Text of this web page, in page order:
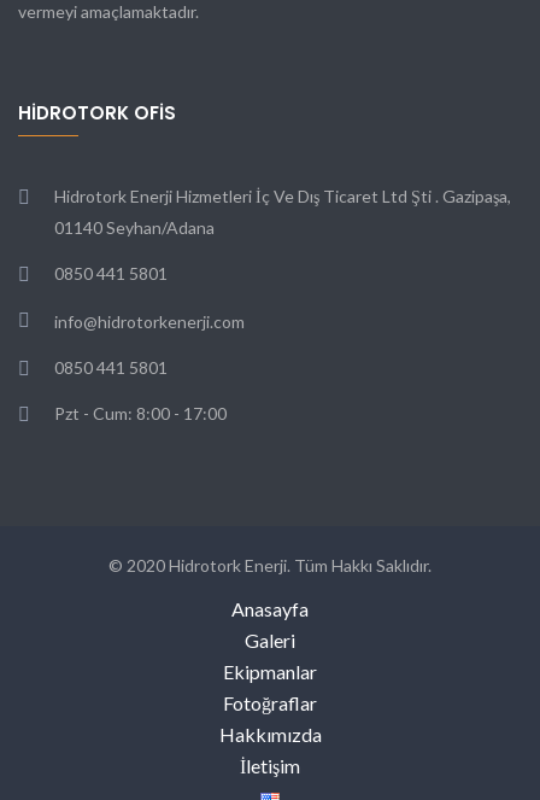
vermeyi amaçlamaktadır.
HIDROTORK OFIS
Hidrotork Enerji Hizmetleri İç Ve Dış Ticaret Ltd Şti . Gazipaşa,
01140 Seyhan/Adana
0850 441 5801
info@hidrotorkenerji.com
0850 441 5801
Pzt - Cum: 8:00 - 17:00
© 2020 Hidrotork Enerji. Tüm Hakkı Saklıdır.
Anasayfa
Galeri
Ekipmanlar
Fotoğraflar
Hakkımızda
İletişim